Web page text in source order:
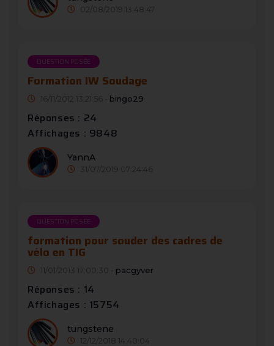
02/08/2019 13:48:47
QUESTION POSÉE
Formation IW Soudage
16/11/2012 13:21:56 - bingo29
Réponses : 24
Affichages : 9848
YannA
31/07/2019 07:24:46
QUESTION POSÉE
formation pour souder des cadres de
vélo en TIG
11/01/2013 17:00:30 - pacgyver
Réponses : 14
Affichages : 15754
tungstene
12/12/2018 14:40:04